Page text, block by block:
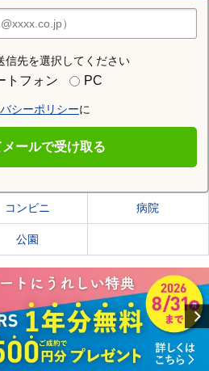
信先を選択してください
トフォン PC
シーポリシーに
メールで受け取る
白区の情報を見る
コンビニ 病院
公園